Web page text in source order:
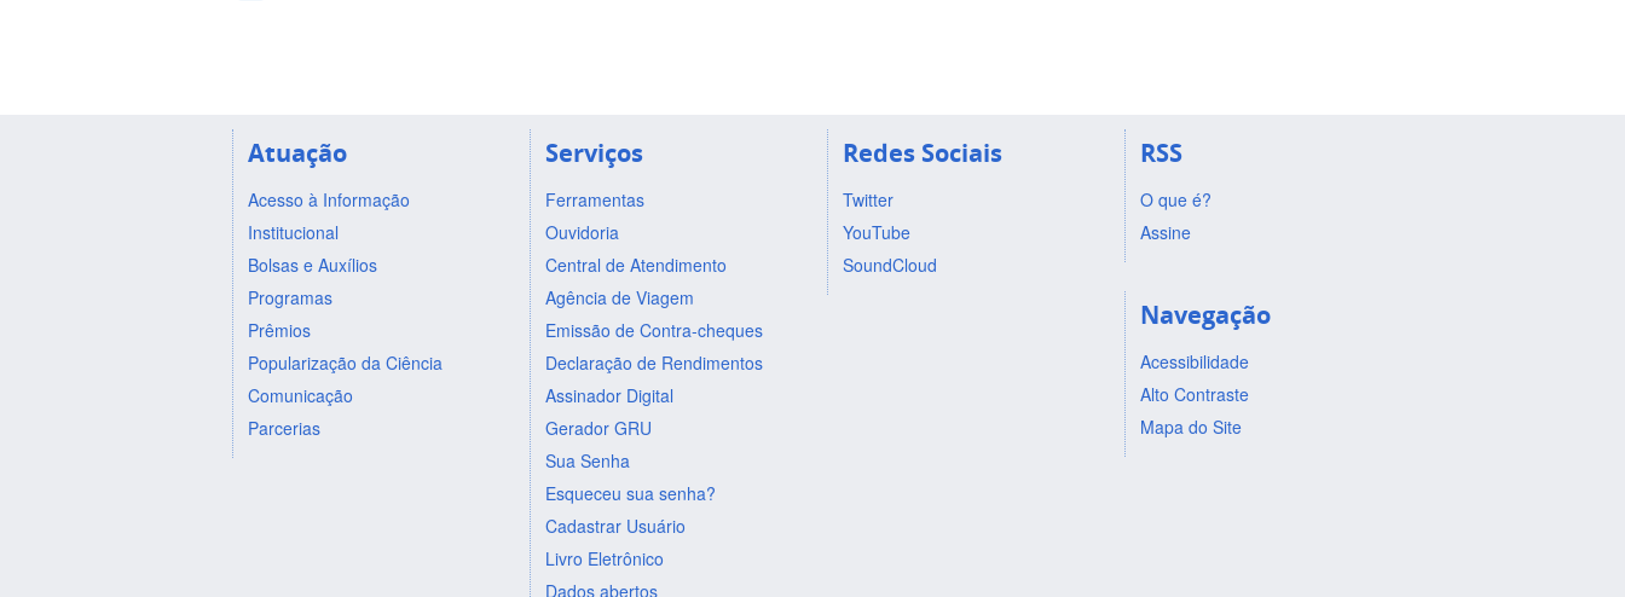
Atuação
Acesso à Informação
Institucional
Bolsas e Auxílios
Programas
Prêmios
Popularização da Ciência
Comunicação
Parcerias
Serviços
Ferramentas
Ouvidoria
Central de Atendimento
Agência de Viagem
Emissão de Contra-cheques
Declaração de Rendimentos
Assinador Digital
Gerador GRU
Sua Senha
Esqueceu sua senha?
Cadastrar Usuário
Livro Eletrônico
Dados abertos
Redes Sociais
Twitter
YouTube
SoundCloud
RSS
O que é?
Assine
Navegação
Acessibilidade
Alto Contraste
Mapa do Site